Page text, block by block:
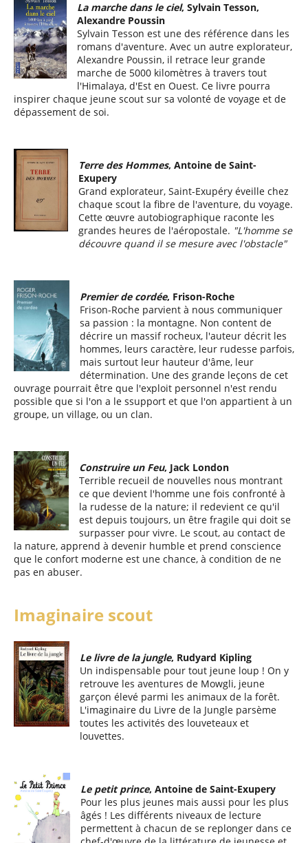
La marche dans le ciel, Sylvain Tesson,
Alexandre Poussin
Sylvain Tesson est une des référence dans les
romans d'aventure. Avec un autre explorateur,
Alexandre Poussin, il retrace leur grande
marche de 5000 kilomètres à travers tout
l'Himalaya, d'Est en Ouest. Ce livre pourra
inspirer chaque jeune scout sur sa volonté de voyage et de
dépassement de soi.
Terre des Hommes, Antoine de Saint-
Exupery
Grand explorateur, Saint-Exupéry éveille chez
chaque scout la fibre de l'aventure, du voyage.
Cette œuvre autobiographique raconte les
grandes heures de l'aéropostale. "L'homme se
découvre quand il se mesure avec l'obstacle"
Premier de cordée, Frison-Roche
Frison-Roche parvient à nous communiquer
sa passion : la montagne. Non content de
décrire un massif rocheux, l'auteur décrit les
hommes, leurs caractère, leur rudesse parfois,
mais surtout leur hauteur d'âme, leur
détermination. Une des grande leçons de cet
ouvrage pourrait être que l'exploit personnel n'est rendu
possible que si l'on a le ssupport et que l'on appartient à un
groupe, un village, ou un clan.
Construire un Feu, Jack London
Terrible recueil de nouvelles nous montrant
ce que devient l'homme une fois confronté à
la rudesse de la nature; il redevient ce qu'il
est depuis toujours, un être fragile qui doit se
surpasser pour vivre. Le scout, au contact de
la nature, apprend à devenir humble et prend conscience
que le confort moderne est une chance, à condition de ne
pas en abuser.
Imaginaire scout
Le livre de la jungle, Rudyard Kipling
Un indispensable pour tout jeune loup ! On y
retrouve les aventures de Mowgli, jeune
garçon élevé parmi les animaux de la forêt.
L'imaginaire du Livre de la Jungle parsème
toutes les activités des louveteaux et
louvettes.
Le petit prince, Antoine de Saint-Exupery
Pour les plus jeunes mais aussi pour les plus
âgés ! Les différents niveaux de lecture
permettent à chacun de se replonger dans ce